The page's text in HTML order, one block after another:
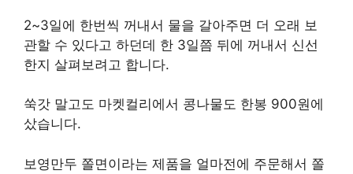
2~3일에 한번씩 꺼내서 물을 갈아주면 더 오래 보
관할 수 있다고 하던데 한 3일쯤 뒤에 꺼내서 신선
한지 살펴보려고 합니다.
쑥갓 말고도 마켓컬리에서 콩나물도 한봉 900원에
샀습니다.
보영만두 쫄면이라는 제품을 얼마전에 주문해서 쫄